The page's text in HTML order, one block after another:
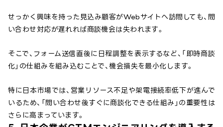
せっかく興味を持った見込み顧客がWebサイトへ訪問しても、問
い合わせ対応が遅れれば商談機会は失われます。
そこで、フォーム送信直後に日程調整を表示するなど、「即時商談
化」の仕組みを組み込むことで、機会損失を最小化します。
特に日本市場では、営業リソース不足や架電接続率低下が進んで
いるため、「問い合わせ後すぐに商談化できる仕組み」の重要性は
さらに高まっています。